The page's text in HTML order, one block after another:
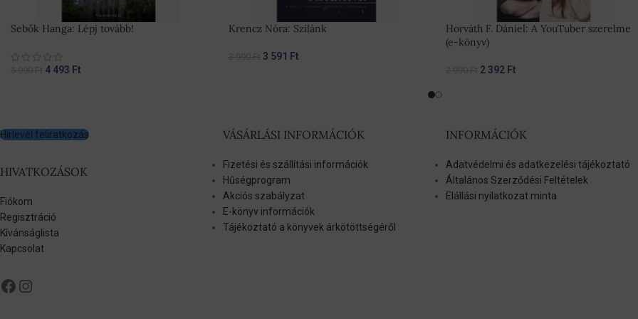
Sebők Hanga: Lépj tovább!
4 493 Ft
Krencz Nóra: Szilánk
3 591 Ft
Horváth F. Dániel: A YouTuber szerelme
(e-könyv)
2 392 Ft
Hírlevél feliratkozás
HIVATKOZÁSOK
Fiókom
Regisztráció
Kívánságlista
Kapcsolat
VÁSÁRLÁSI INFORMÁCIÓK
Fizetési és szállítási információk
Hűségprogram
Akciós szabályzat
E-könyv információk
Tájékoztató a könyvek árkötöttségéről
INFORMÁCIÓK
Adatvédelmi és adatkezelési tájékoztató
Általános Szerződési Feltételek
Elállási nyilatkozat minta